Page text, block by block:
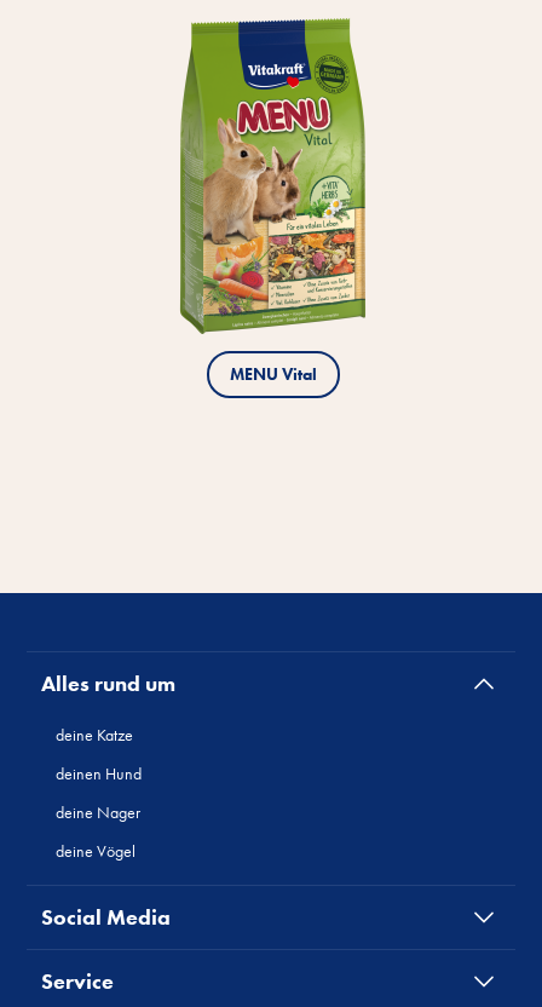
MENU Vital
Alles rund um
deine Katze
deinen Hund
deine Nager
deine Vögel
Social Media
Service